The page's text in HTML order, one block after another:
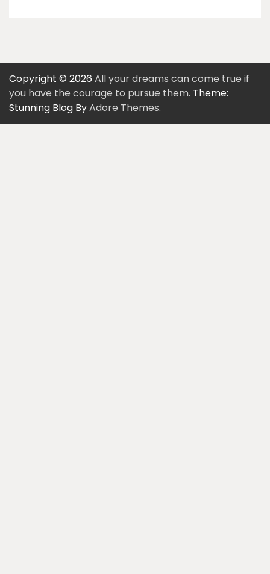
Copyright © 2026 All your dreams can come true if
you have the courage to pursue them. Theme:
Stunning Blog ByAdore Themes.